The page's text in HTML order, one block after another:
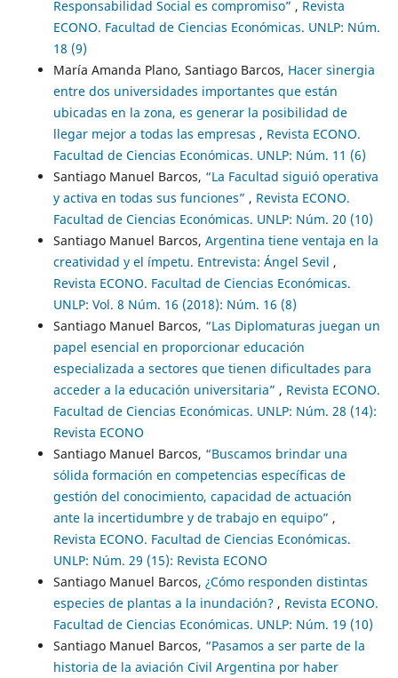
Responsabilidad Social es compromiso” , Revista
ECONO. Facultad de Ciencias Económicas. UNLP: Núm.
18 (9)
María Amanda Plano, Santiago Barcos, Hacer sinergia
entre dos universidades importantes que están
ubicadas en la zona, es generar la posibilidad de
llegar mejor a todas las empresas , Revista ECONO.
Facultad de Ciencias Económicas. UNLP: Núm. 11 (6)
Santiago Manuel Barcos, “La Facultad siguió operativa
y activa en todas sus funciones” , Revista ECONO.
Facultad de Ciencias Económicas. UNLP: Núm. 20 (10)
Santiago Manuel Barcos, Argentina tiene ventaja en la
creatividad y el ímpetu. Entrevista: Ángel Sevil ,
Revista ECONO. Facultad de Ciencias Económicas.
UNLP: Vol. 8 Núm. 16 (2018): Núm. 16 (8)
Santiago Manuel Barcos, “Las Diplomaturas juegan un
papel esencial en proporcionar educación
especializada a sectores que tienen dificultades para
acceder a la educación universitaria” , Revista ECONO.
Facultad de Ciencias Económicas. UNLP: Núm. 28 (14):
Revista ECONO
Santiago Manuel Barcos, “Buscamos brindar una
sólida formación en competencias específicas de
gestión del conocimiento, capacidad de actuación
ante la incertidumbre y de trabajo en equipo” ,
Revista ECONO. Facultad de Ciencias Económicas.
UNLP: Núm. 29 (15): Revista ECONO
Santiago Manuel Barcos, ¿Cómo responden distintas
especies de plantas a la inundación? , Revista ECONO.
Facultad de Ciencias Económicas. UNLP: Núm. 19 (10)
Santiago Manuel Barcos, “Pasamos a ser parte de la
historia de la aviación Civil Argentina por haber